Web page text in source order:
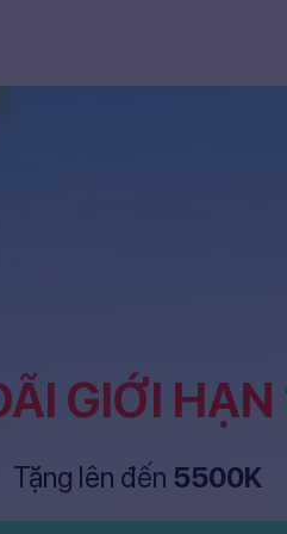
GIỚI
Tặng lên đến 5500K